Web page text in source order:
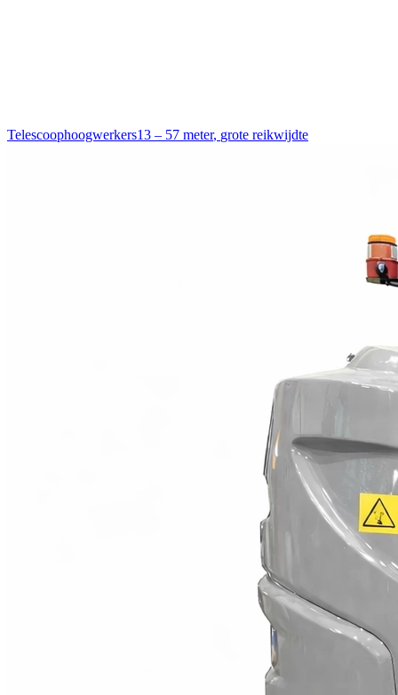
Telescoophoogwerkers13 – 57 meter, grote reikwijdte